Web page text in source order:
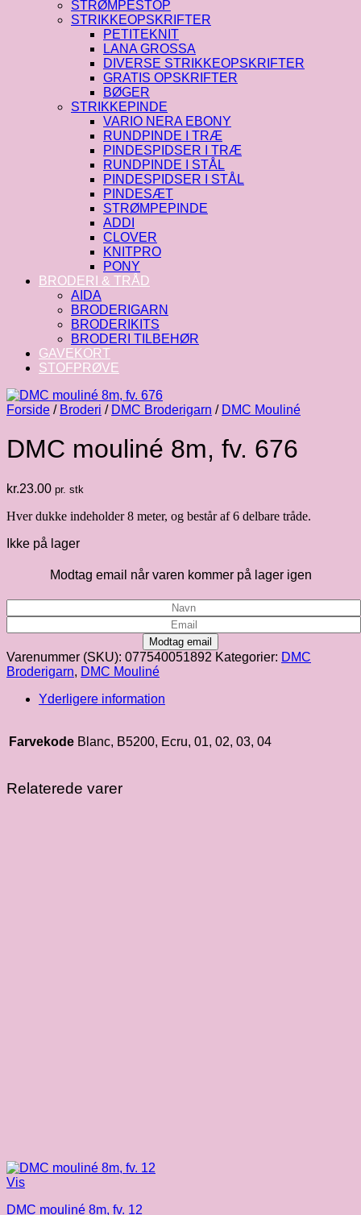
STRØMPESTOP
STRIKKEOPSKRIFTER
PETITEKNIT
LANA GROSSA
DIVERSE STRIKKEOPSKRIFTER
GRATIS OPSKRIFTER
BØGER
STRIKKEPINDE
VARIO NERA EBONY
RUNDPINDE I TRÆ
PINDESPIDSER I TRÆ
RUNDPINDE I STÅL
PINDESPIDSER I STÅL
PINDESÆT
STRØMPEPINDE
ADDI
CLOVER
KNITPRO
PONY
BRODERI & TRÅD
AIDA
BRODERIGARN
BRODERIKITS
BRODERI TILBEHØR
GAVEKORT
STOFPRØVE
Forside / Broderi / DMC Broderigarn / DMC Mouliné
DMC mouliné 8m, fv. 676
kr.23.00 pr. stk
Hver dukke indeholder 8 meter, og består af 6 delbare tråde.
Ikke på lager
Modtag email når varen kommer på lager igen
Modtag email
Varenummer (SKU): 077540051892 Kategorier: DMC
Broderigarn, DMC Mouliné
Yderligere information
Farvekode Blanc, B5200, Ecru, 01, 02, 03, 04
Relaterede varer
Vis
DMC mouliné 8m, fv. 12